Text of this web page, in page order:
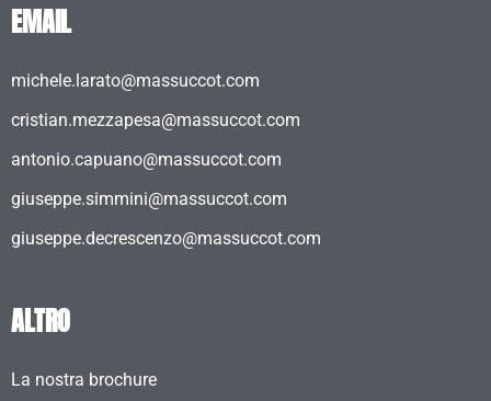
EMAIL
michele.larato@massuccot.com
cristian.mezzapesa@massuccot.com
antonio.capuano@massuccot.com
giuseppe.simmini@massuccot.com
giuseppe.decrescenzo@massuccot.com
ALTRO
La nostra brochure